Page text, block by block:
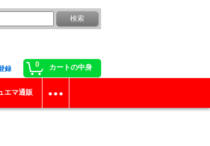
0 カートの中身
録
エマ通販